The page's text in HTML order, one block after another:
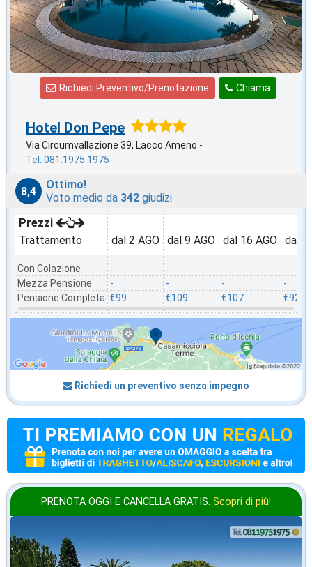
Chiama
Richiedi Preventivo/Prenotazione
Hotel Don Pepe
Via Circumvallazione 39, Lacco Ameno -
Tel. 081.1975.1975
8,4
Ottimo!
Voto medio da 342 giudizi
Prezzi
Trattamento
Con Colazione
Mezza Pensione
Pensione Completa
dal 2 AGO
-
-
€99
dal 9 AGO
-
-
€109
dal 16 AGO
-
-
€107
dal
-
-
€92
Richiedi un preventivo senza impegno
PRENOTA OGGI E CANCELLA GRATIS. Scopri di più!
in offerta da